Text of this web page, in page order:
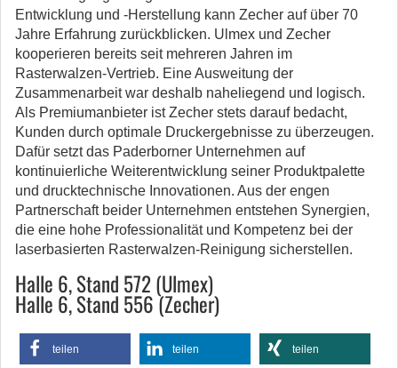
Entwicklung und -Herstellung kann Zecher auf über 70
Jahre Erfahrung zurückblicken. Ulmex und Zecher
kooperieren bereits seit mehreren Jahren im
Rasterwalzen-Vertrieb. Eine Ausweitung der
Zusammenarbeit war deshalb naheliegend und logisch.
Als Premiumanbieter ist Zecher stets darauf bedacht,
Kunden durch optimale Druckergebnisse zu überzeugen.
Dafür setzt das Paderborner Unternehmen auf
kontinuierliche Weiterentwicklung seiner Produktpalette
und drucktechnische Innovationen. Aus der engen
Partnerschaft beider Unternehmen entstehen Synergien,
die eine hohe Professionalität und Kompetenz bei der
laserbasierten Rasterwalzen-Reinigung sicherstellen.
Halle 6, Stand 572 (Ulmex)
Halle 6, Stand 556 (Zecher)
teilen teilen teilen